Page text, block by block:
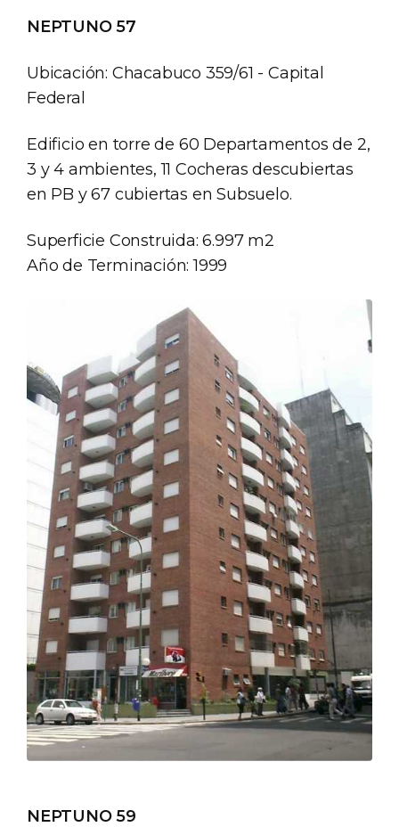
NEPTUNO 57
Ubicación: Chacabuco 359/61 - Capital
Federal
Edificio en torre de 60 Departamentos de 2,
3 y 4 ambientes, 11 Cocheras descubiertas
en PB y 67 cubiertas en Subsuelo.
Superficie Construida: 6.997 m2
Año de Terminación: 1999
NEPTUNO 59